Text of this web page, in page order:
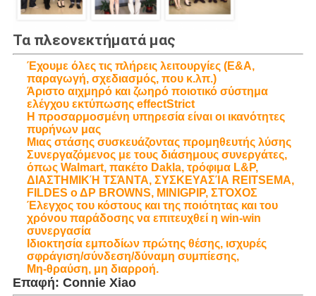
Τα πλεονεκτήματά μας
Έχουμε όλες τις πλήρεις λειτουργίες (Ε&Α,
παραγωγή, σχεδιασμός, που κ.λπ.)
Άριστο αιχμηρό και ζωηρό ποιοτικό σύστημα
ελέγχου εκτύπωσης effectStrict
Η προσαρμοσμένη υπηρεσία είναι οι ικανότητες
πυρήνων μας
Μιας στάσης συσκευάζοντας προμηθευτής λύσης
Συνεργαζόμενος με τους διάσημους συνεργάτες,
όπως Walmart, πακέτο Dakla, τρόφιμα L&P,
ΔΙΑΣΤΗΜΙΚΉ ΤΣΆΝΤΑ, ΣΥΣΚΕΥΑΣΊΑ REITSEMA,
FILDES ο ΔΡ BROWNS, MINIGPIP, ΣΤΌΧΟΣ
Έλεγχος του κόστους και της ποιότητας και του
χρόνου παράδοσης να επιτευχθεί η win-win
συνεργασία
Ιδιοκτησία εμποδίων πρώτης θέσης, ισχυρές
σφράγιση/σύνδεση/δύναμη συμπίεσης,
Μη-θραύση, μη διαρροή.
Επαφή: Connie Xiao